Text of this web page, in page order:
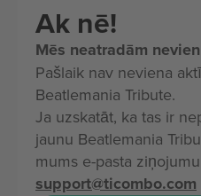
Ak nē!
Mēs neatradām
Pašlaik nav neviena
Beatlemania Tribute.
Ja uzskatāt, ka tas ir
jaunu Beatlemania
mums e-pasta
support@ticombo.com